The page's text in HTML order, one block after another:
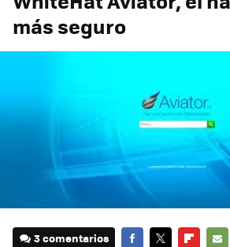
más seguro
3 comentarios